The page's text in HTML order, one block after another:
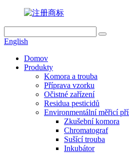
English
Domov
Produkty
Komora a trouba
Příprava vzorku
Očistné zařízení
Residua pesticidů
Environmentální měřicí
Zkušební komora
Chromatograf
Sušící trouba
Inkubátor